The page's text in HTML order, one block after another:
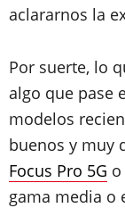
aclararnos la
Por suerte, lo
algo que pase
modelos
buenos y muy
Focus Pro 5G o
gama media o